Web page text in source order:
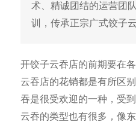
术、精诚团结的运营团
训，传承正宗广式饺子云
开饺子云吞店的前期要在
云吞店的花销都是有所区
吞是很受欢迎的一种，受
云吞的类型也有很多，像